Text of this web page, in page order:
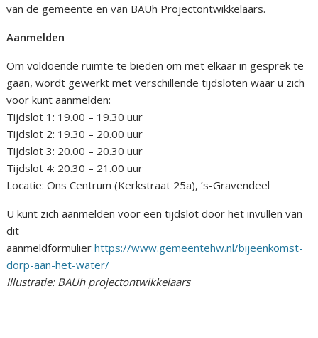
van de gemeente en van BAUh Projectontwikkelaars.
Aanmelden
Om voldoende ruimte te bieden om met elkaar in gesprek te
gaan, wordt gewerkt met verschillende tijdsloten waar u zich
voor kunt aanmelden:
Tijdslot 1: 19.00 – 19.30 uur
Tijdslot 2: 19.30 – 20.00 uur
Tijdslot 3: 20.00 – 20.30 uur
Tijdslot 4: 20.30 – 21.00 uur
Locatie: Ons Centrum (Kerkstraat 25a), ’s-Gravendeel
U kunt zich aanmelden voor een tijdslot door het invullen van
dit
aanmeldformulierhttps://www.gemeentehw.nl/bijeenkomst-
dorp-aan-het-water/
Illustratie: BAUh projectontwikkelaars